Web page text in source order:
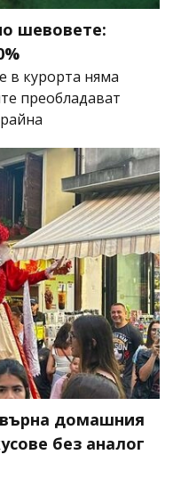
шевовете:
в курорта няма
преобладават
домашния
без аналог